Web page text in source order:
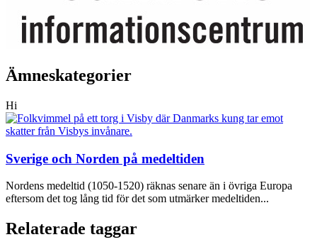
Ämneskategorier
Hi
Sverige och Norden på medeltiden
Nordens medeltid (1050-1520) räknas senare än i övriga Europa
eftersom det tog lång tid för det som utmärker medeltiden...
Relaterade taggar